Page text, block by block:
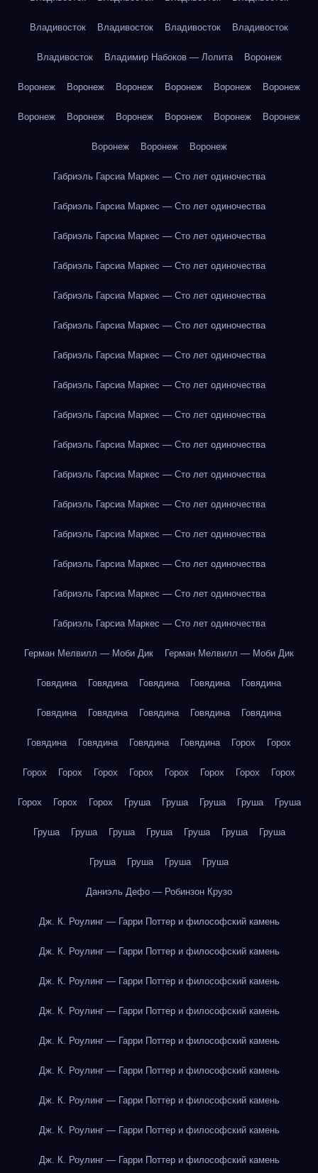
Владивосток Владивосток Владивосток Владивосток
Владивосток Владимир Набоков — Лолита Воронеж
Воронеж Воронеж Воронеж Воронеж Воронеж Воронеж
Воронеж Воронеж Воронеж Воронеж Воронеж Воронеж
Воронеж Воронеж Воронеж
Габриэль Гарсиа Маркес — Сто лет одиночества
Габриэль Гарсиа Маркес — Сто лет одиночества
Габриэль Гарсиа Маркес — Сто лет одиночества
Габриэль Гарсиа Маркес — Сто лет одиночества
Габриэль Гарсиа Маркес — Сто лет одиночества
Габриэль Гарсиа Маркес — Сто лет одиночества
Габриэль Гарсиа Маркес — Сто лет одиночества
Габриэль Гарсиа Маркес — Сто лет одиночества
Габриэль Гарсиа Маркес — Сто лет одиночества
Габриэль Гарсиа Маркес — Сто лет одиночества
Габриэль Гарсиа Маркес — Сто лет одиночества
Габриэль Гарсиа Маркес — Сто лет одиночества
Габриэль Гарсиа Маркес — Сто лет одиночества
Габриэль Гарсиа Маркес — Сто лет одиночества
Габриэль Гарсиа Маркес — Сто лет одиночества
Габриэль Гарсиа Маркес — Сто лет одиночества
Герман Мелвилл — Моби Дик Герман Мелвилл — Моби Дик
Говядина Говядина Говядина Говядина Говядина
Говядина Говядина Говядина Говядина Говядина
Говядина Говядина Говядина Говядина Горох Горох
Горох Горох Горох Горох Горох Горох Горох Горох
Горох Горох Горох Груша Груша Груша Груша Груша
Груша Груша Груша Груша Груша Груша Груша
Груша Груша Груша Груша
Даниэль Дефо — Робинзон Крузо
Дж. К. Роулинг — Гарри Поттер и философский камень
Дж. К. Роулинг — Гарри Поттер и философский камень
Дж. К. Роулинг — Гарри Поттер и философский камень
Дж. К. Роулинг — Гарри Поттер и философский камень
Дж. К. Роулинг — Гарри Поттер и философский камень
Дж. К. Роулинг — Гарри Поттер и философский камень
Дж. К. Роулинг — Гарри Поттер и философский камень
Дж. К. Роулинг — Гарри Поттер и философский камень
Дж. К. Роулинг — Гарри Поттер и философский камень